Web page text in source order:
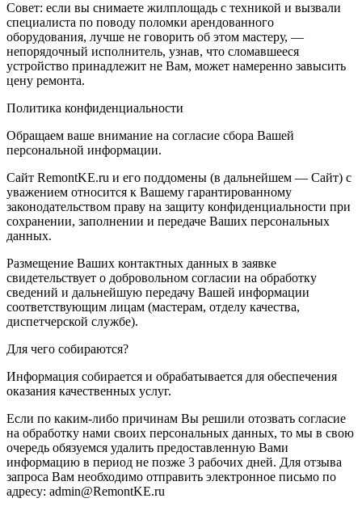
Совет: если вы снимаете жилплощадь с техникой и вызвали
специалиста по поводу поломки арендованного
оборудования, лучше не говорить об этом мастеру, —
непорядочный исполнитель, узнав, что сломавшееся
устройство принадлежит не Вам, может намеренно завысить
цену ремонта.
Политика конфиденциальности
Обращаем ваше внимание на согласие сбора Вашей
персональной информации.
Сайт RemontKE.ru и его поддомены (в дальнейшем — Сайт) с
уважением относится к Вашему гарантированному
законодательством праву на защиту конфиденциальности при
сохранении, заполнении и передаче Ваших персональных
данных.
Размещение Ваших контактных данных в заявке
свидетельствует о добровольном согласии на обработку
сведений и дальнейшую передачу Вашей информации
соответствующим лицам (мастерам, отделу качества,
диспетчерской службе).
Для чего собираются?
Информация собирается и обрабатывается для обеспечения
оказания качественных услуг.
Если по каким-либо причинам Вы решили отозвать согласие
на обработку нами своих персональных данных, то мы в свою
очередь обязуемся удалить предоставленную Вами
информацию в период не позже 3 рабочих дней. Для отзыва
запроса Вам необходимо отправить электронное письмо по
адресу: admin@RemontKE.ru